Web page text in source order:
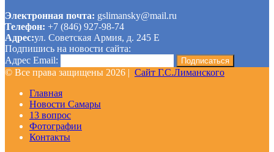
Электронная почта: gslimansky@mail.ru
Телефон: +7 (846) 927-98-74
Адрес:ул. Советская Армия, д. 245 Е
Подпишись на новости сайта:
Адрес Email:
© Все права защищены 2026 | Сайт Г.С.Лиманского
Главная
Новости Самары
13 вопрос
Фотографии
Контакты